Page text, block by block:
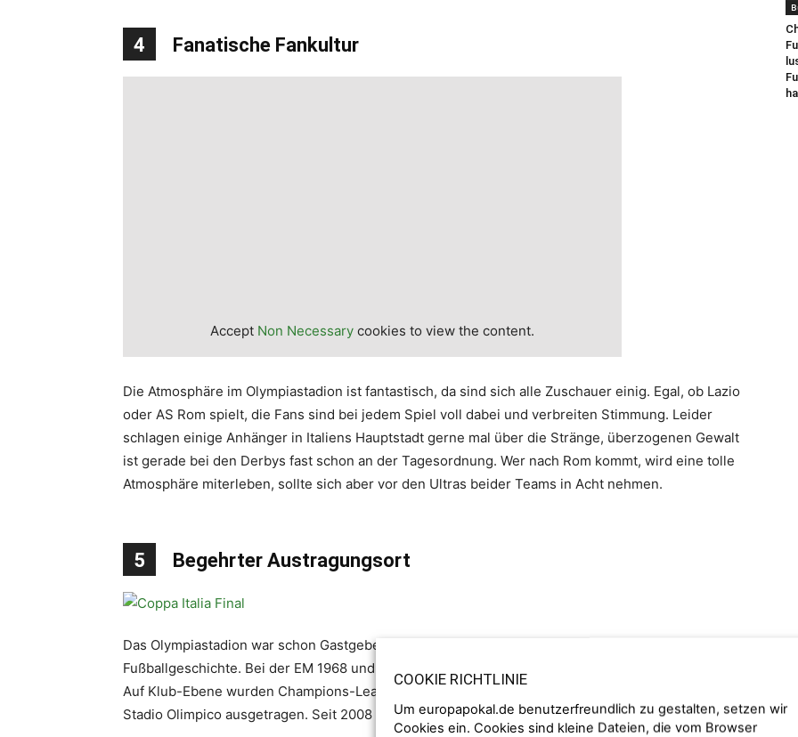
4 Fanatische Fankultur
Accept Non Necessary cookies to view the content.
Die Atmosphäre im Olympiastadion ist fantastisch, da sind sich alle Zuschauer einig. Egal, ob Lazio
oder AS Rom spielt, die Fans sind bei jedem Spiel voll dabei und verbreiten Stimmung. Leider
schlagen einige Anhänger in Italiens Hauptstadt gerne mal über die Stränge, überzogenen Gewalt
ist gerade bei den Derbys fast schon an der Tagesordnung. Wer nach Rom kommt, wird eine tolle
Atmosphäre miterleben, sollte sich aber vor den Ultras beider Teams in Acht nehmen.
5 Begehrter Austragungsort
Das Olympiastadion war schon Gastgeber für einige der bedeutendsten Begegnungen der
Fußballgeschichte. Bei der EM 1968 und 1980 sowie der WM 1990 fanden hier die Endspiele statt.
Auf Klub-Ebene wurden Champions-League-Finals in den Jahren 1977, 1984, 1996 und 2009 im
Stadio Olimpico ausgetragen. Seit 2008 wird hier zudem das Finale der Coppa Italia abgehalten.
COOKIE RICHTLINIE
Um europapokal.de benutzerfreundlich zu gestalten, setzen wir
Cookies ein. Cookies sind kleine Dateien, die vom Browser